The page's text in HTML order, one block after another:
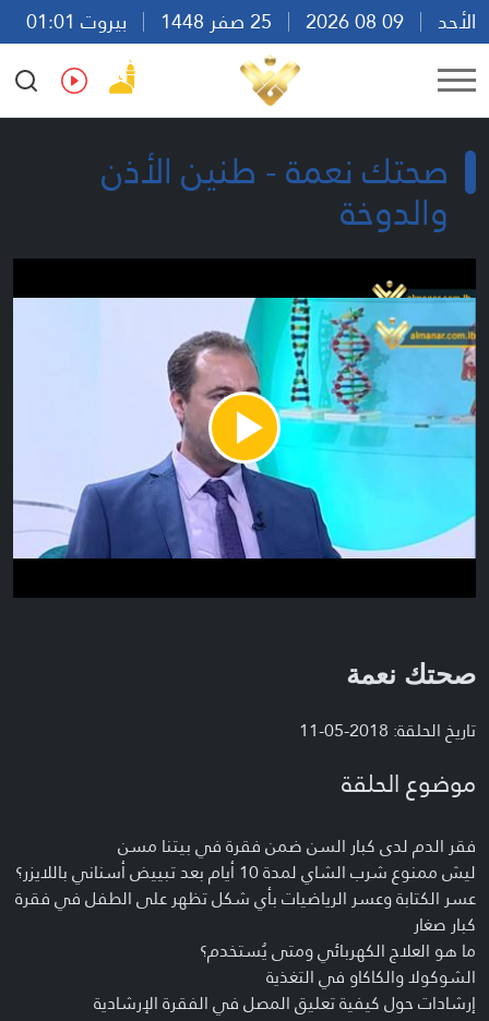
الأحد
بيروت 01:01
Ar
En Fr Es
صحتك نعمة - طنين الأذن
والدوخة
Play
Video
صحتك نعمة
تاريخ الحلقة: 2018-05-11
موضوع الحلقة
فقر الدم لدى كبار السن ضمن فقرة في بيتنا مسن
ليش ممنوع شرب الشاي لمدة 10 أيام بعد تبييض أسناني باللايزر؟
عسر الكتابة وعسر الرياضيات بأي شكل تظهر على الطفل في فقرة
كبار صغار
ما هو العلاج الكهربائي ومتى يُستخدم؟
الشوكولا والكاكاو في التغذية
إرشادات حول كيفية تعليق المصل في الفقرة الإرشادية